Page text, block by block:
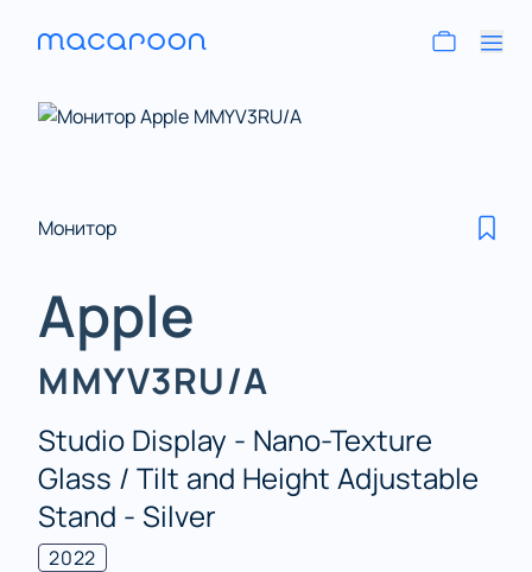
Монитор
Apple
MMYV3RU/A
Studio Display - Nano-Texture
Glass / Tilt and Height Adjustable
Stand - Silver
2022